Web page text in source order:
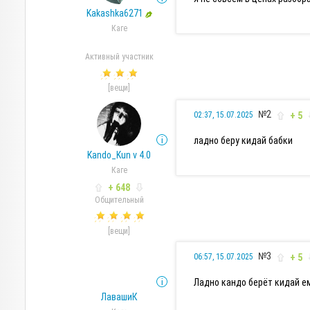
Kakashka6271
Каге
Активный участник
[вещи]
Kando_Kun v 4.0
Каге
+ 648
Общительный
[вещи]
02:37, 15.07.2025 №2 + 5
ладно беру кидай бабки
ЛавашиК
06:57, 15.07.2025 №3 + 5
Ладно кандо берёт кидай